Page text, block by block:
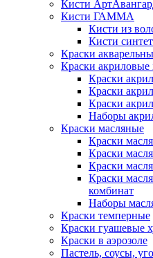
Кисти
Кисти ГАММА
Кисти из
Кисти
Краски
Краски акриловые
Краски
Краски
Краски
Наборы
Краски масляные
Краски
Краски
Краски
Краски
комбинат
Наборы
Краски темперные
Краски гуашевые
Краски в аэрозоле
Пастель, соусы,